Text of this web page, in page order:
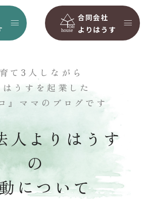
合同会社
よりはうす
て3人しながら
はうすを起業した
』ママのブログです
人よりはうす
の
について